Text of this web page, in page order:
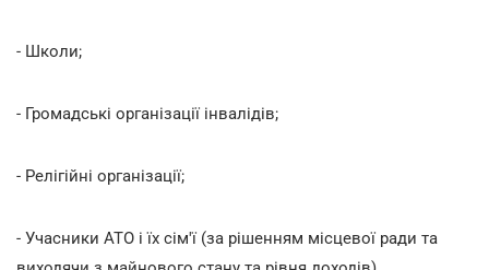
- Школи;
- Громадські організації інвалідів;
- Релігійні організації;
- Учасники АТО і їх сім'ї (за рішенням місцевої ради та